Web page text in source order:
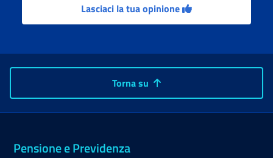
Lasciaci la tua opinione
Torna su
Pensione e Previdenza